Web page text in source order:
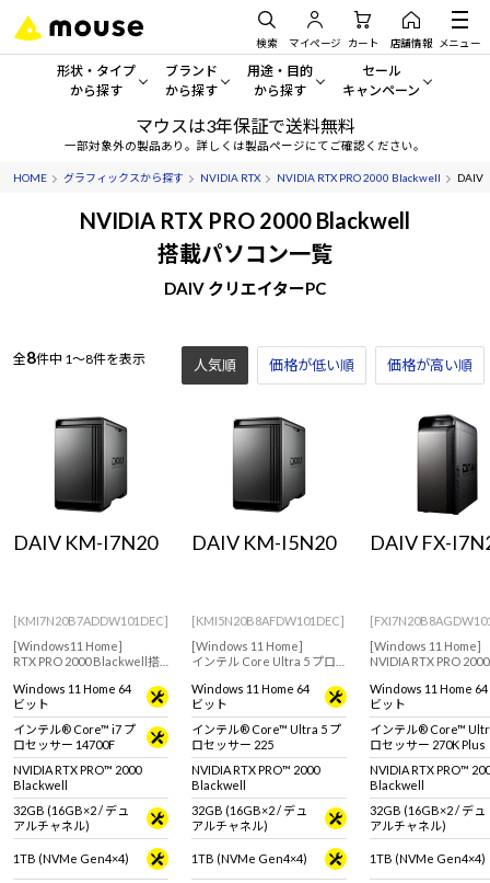
検索 マイページ カート 店舗情報 メニュー
形状・タイプ
から探す
形状・タイプから探す をすべてみる
デスクトップPC
ディスプレイ
Windows 11
ブランド
から探す
mouse
G TUNE
DAIV
MousePro
Windows 11|Copilot+ PC
用途・目的
から探す
一般向けパソコン
ゲーミングPC・ゲーム向けパソコン
ビジネス向けパソコン
学習向けパソコン
AIおすすめパソコン
Windows 11
セール
キャンペーン
セール・キャンペー
期間限定セール
マウスは3年保証で送料無料
一部対象外の製品あり。詳しくは製品ページにてご確認ください。
HOME グラフィックスから探す NVIDIA RTX NVIDIA RTX PRO 2000 Blackwell DAIV
NVIDIA RTX PRO 2000 Blackwell
搭載パソコン一覧
DAIV クリエイターPC
全8件中 1～8件を表示 人気順 価格が低い順 価格が高い順
DAIV KM-I7N20
[KMI7N20B7ADDW101DEC]
[Windows11 Home]
RTX PRO 2000 Blackwell搭
向けたミニタワー型ワーク
ステーション
Windows 11 Home 64
ビット
インテル® Core™ i7 プ
ロセッサー 14700F
NVIDIA RTX PRO™ 2000
Blackwell
32GB (16GB×2 / デュ
アルチャネル)
1TB (NVMe Gen4×4)
DAIV KM-I5N20
[KMI5N20B8AFDW101DEC]
[Windows 11 Home]
インテル Core Ultra 5 プロ
PRO 2000 Blackwellを搭載
したクリエイター向けワー
クステーションモデル
Windows 11 Home 64
ビット
インテル® Core™ Ultra 5 プ
ロセッサー 225
NVIDIA RTX PRO™ 2000
Blackwell
32GB (16GB×2 / デュ
アルチャネル)
1TB (NVMe Gen4×4)
DAIV FX-
[Windows 11 Home]
NVIDIA RTX PRO 2000
成AIにもおすすめな
ップモデル
Windows 11 Home 64
ビット
インテル® Core™
ロセッサー 270K Plus
NVIDIA RTX PRO™
Blackwell
32GB (16GB×2 / デュ
アルチャネル)
1TB (NVMe Gen4×4)